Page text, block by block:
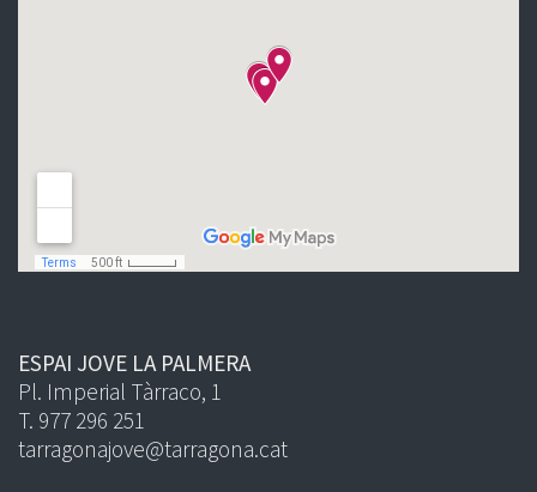
ESPAI JOVE LA PALMERA
Pl. Imperial Tàrraco, 1
T. 977 296 251
tarragonajove@tarragona.cat